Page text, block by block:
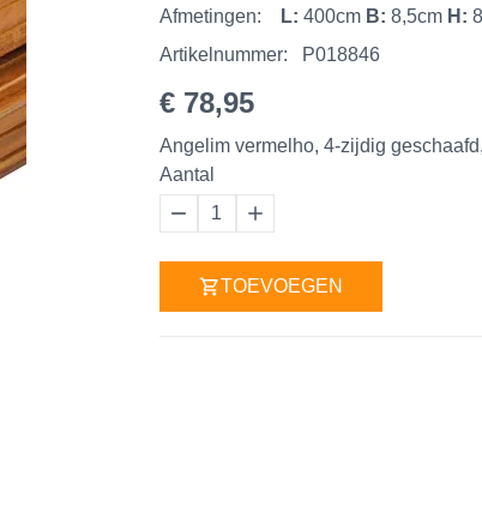
Afmetingen:
L: 400cm B: 8,5cm H:
Artikelnummer:
P018846
€ 78,95
Angelim vermelho, 4-zijdig
Aantal
1
TOEVOEGEN